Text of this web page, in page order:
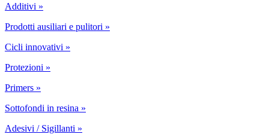
Additivi »
Prodotti ausiliari e pulitori »
Cicli innovativi »
Protezioni »
Primers »
Sottofondi in resina »
Adesivi / Sigillanti »